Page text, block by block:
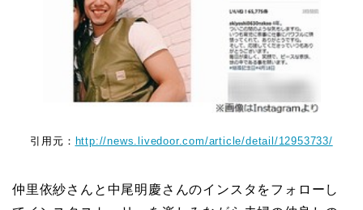
引用元： http://news.livedoor.com/article/detail/12953733/
仲里依紗さんと中尾明慶さんのインスタをフォローし